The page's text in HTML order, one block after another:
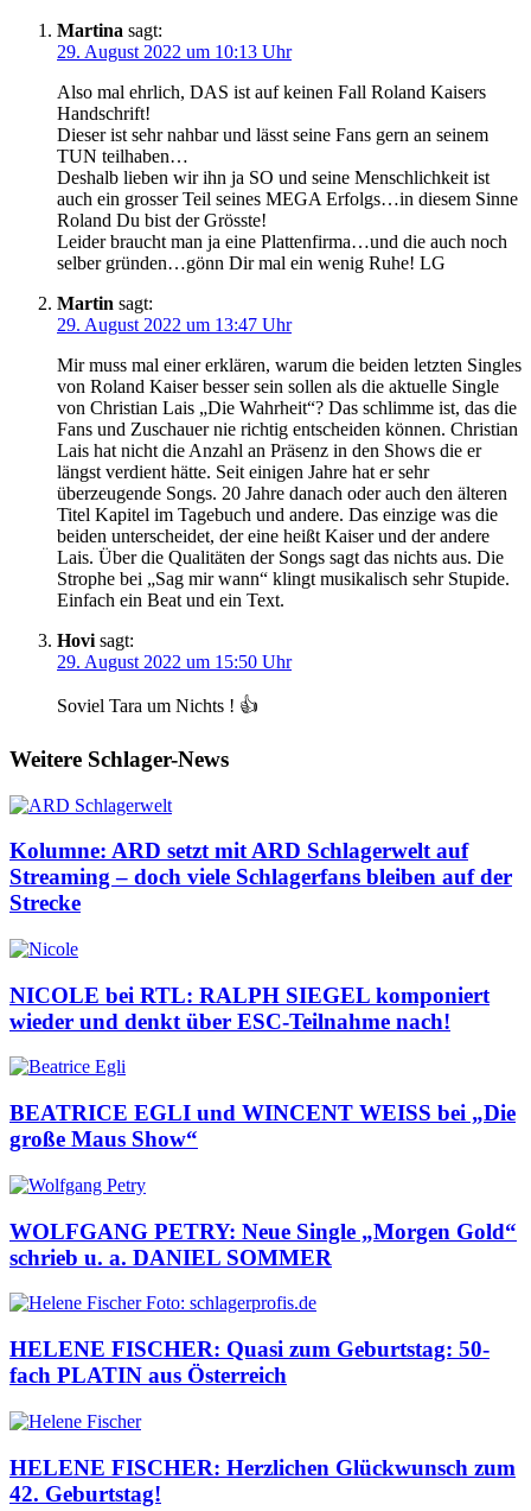
Martina sagt:
29. August 2022 um 10:13 Uhr
Also mal ehrlich, DAS ist auf keinen Fall Roland Kaisers
Handschrift!
Dieser ist sehr nahbar und lässt seine Fans gern an seinem
TUN teilhaben…
Deshalb lieben wir ihn ja SO und seine Menschlichkeit ist
auch ein grosser Teil seines MEGA Erfolgs…in diesem Sinne
Roland Du bist der Grösste!
Leider braucht man ja eine Plattenfirma…und die auch noch
selber gründen…gönn Dir mal ein wenig Ruhe! LG
Martin sagt:
29. August 2022 um 13:47 Uhr
Mir muss mal einer erklären, warum die beiden letzten Singles
von Roland Kaiser besser sein sollen als die aktuelle Single
von Christian Lais „Die Wahrheit“? Das schlimme ist, das die
Fans und Zuschauer nie richtig entscheiden können. Christian
Lais hat nicht die Anzahl an Präsenz in den Shows die er
längst verdient hätte. Seit einigen Jahre hat er sehr
überzeugende Songs. 20 Jahre danach oder auch den älteren
Titel Kapitel im Tagebuch und andere. Das einzige was die
beiden unterscheidet, der eine heißt Kaiser und der andere
Lais. Über die Qualitäten der Songs sagt das nichts aus. Die
Strophe bei „Sag mir wann“ klingt musikalisch sehr Stupide.
Einfach ein Beat und ein Text.
Hovi sagt:
29. August 2022 um 15:50 Uhr
Soviel Tara um Nichts ! 👍
Weitere Schlager-News
Kolumne: ARD setzt mit ARD Schlagerwelt auf
Streaming – doch viele Schlagerfans bleiben auf der
Strecke
NICOLE bei RTL: RALPH SIEGEL komponiert
wieder und denkt über ESC-Teilnahme nach!
BEATRICE EGLI und WINCENT WEISS bei „Die
große Maus Show“
WOLFGANG PETRY: Neue Single „Morgen Gold“
schrieb u. a. DANIEL SOMMER
HELENE FISCHER: Quasi zum Geburtstag: 50-
fach PLATIN aus Österreich
HELENE FISCHER: Herzlichen Glückwunsch zum
42. Geburtstag!